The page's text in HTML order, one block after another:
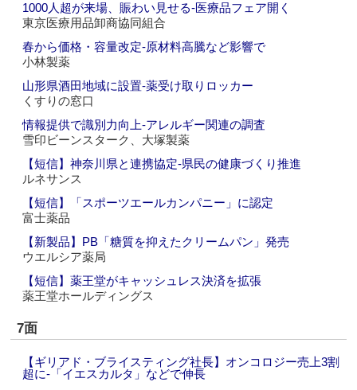
1000人超が来場、賑わい見せる‐医療品フェア開く
東京医療用品卸商協同組合
春から価格・容量改定‐原材料高騰など影響で
小林製薬
山形県酒田地域に設置‐薬受け取りロッカー
くすりの窓口
情報提供で識別力向上‐アレルギー関連の調査
雪印ビーンスターク、大塚製薬
【短信】神奈川県と連携協定‐県民の健康づくり推進
ルネサンス
【短信】「スポーツエールカンパニー」に認定
富士薬品
【新製品】PB「糖質を抑えたクリームパン」発売
ウエルシア薬局
【短信】薬王堂がキャッシュレス決済を拡張
薬王堂ホールディングス
7面
【ギリアド・ブライスティング社長】オンコロジー売上3割
超に‐「イエスカルタ」などで伸長